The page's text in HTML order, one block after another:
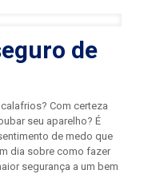
de
Com certeza
seu aparelho? É
de medo que
dia sobre como fazer
segurança a um bem